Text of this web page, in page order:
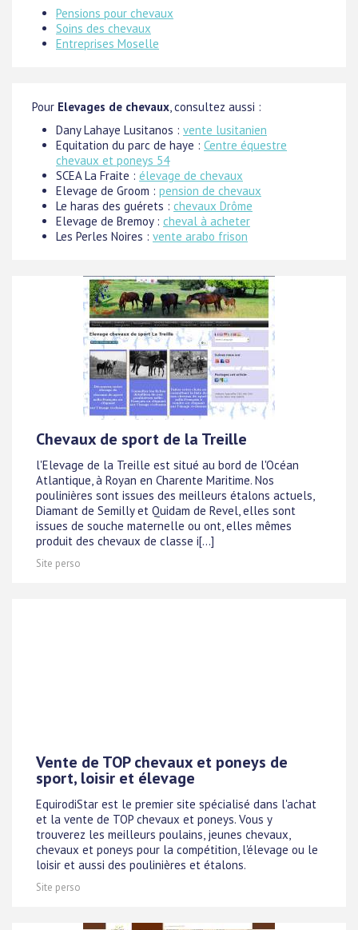
Pensions pour chevaux
Soins des chevaux
Entreprises Moselle
Pour Elevages de chevaux, consultez aussi :
Dany Lahaye Lusitanos : vente lusitanien
Equitation du parc de haye : Centre équestre
chevaux et poneys 54
SCEA La Fraite : élevage de chevaux
Elevage de Groom : pension de chevaux
Le haras des guérets : chevaux Drôme
Elevage de Bremoy : cheval à acheter
Les Perles Noires : vente arabo frison
Chevaux de sport de la Treille
l'Elevage de la Treille est situé au bord de l'Océan
Atlantique, à Royan en Charente Maritime. Nos
poulinières sont issues des meilleurs étalons actuels,
Diamant de Semilly et Quidam de Revel, elles sont
issues de souche maternelle ou ont, elles mêmes
produit des chevaux de classe i[...]
Site perso
Vente de TOP chevaux et poneys de
sport, loisir et élevage
EquirodiStar est le premier site spécialisé dans l'achat
et la vente de TOP chevaux et poneys. Vous y
trouverez les meilleurs poulains, jeunes chevaux,
chevaux et poneys pour la compétition, l'élevage ou le
loisir et aussi des poulinières et étalons.
Site perso